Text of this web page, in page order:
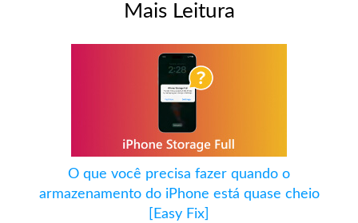
Mais Leitura
O que você precisa fazer quando o
armazenamento do iPhone está quase cheio
[Easy Fix]